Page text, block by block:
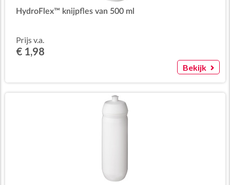
HydroFlex™ knijpfles van 500 ml
Prijs v.a.
€ 1,98
Bekijk